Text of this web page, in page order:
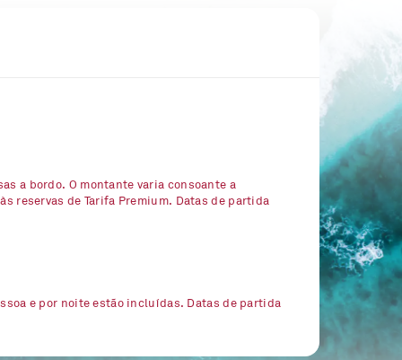
a bordo. O montante varia consoante a
reservas de Tarifa Premium. Datas de partida
e por noite estão incluídas. Datas de partida